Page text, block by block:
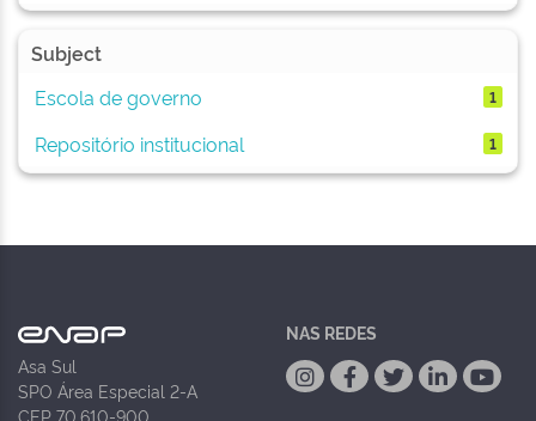
Subject
Escola de governo
1
Repositório institucional 1
Asa Sul
SPO Área Especial 2-A
CEP 70.610-900
NAS REDES